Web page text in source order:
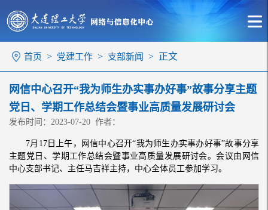
首页 > 党建工作 > 支部新闻 > 正文
网信中心召开“我为师生办实事办好事”故事分享主题
党日、学期工作总结会暨事业高质量发展研讨会
发布时间：2023-07-20 作者：
7月17日上午，网信中心召开“我为师生办实事办好事”故事分享
主题党日、学期工作总结会暨事业高质量发展研讨会。会议由网信
中心支部书记、主任马吉祥主持，中心全体员工参加学习。